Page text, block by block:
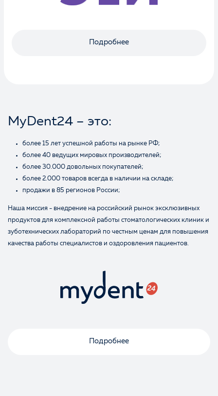
Подробнее
MyDent24 – это:
более 15 лет успешной работы на рынке РФ;
более 40 ведущих мировых производителей;
более 30.000 довольных покупателей;
более 2.000 товаров всегда в наличии на складе;
продажи в 85 регионов России;
Наша миссия - внедрение на российский рынок эксклюзивных
продуктов для комплексной работы стоматологических клиник и
зуботехнических лабораторий по честным ценам для повышения
качества работы специалистов и оздоровления пациентов.
Подробнее
Отзыв